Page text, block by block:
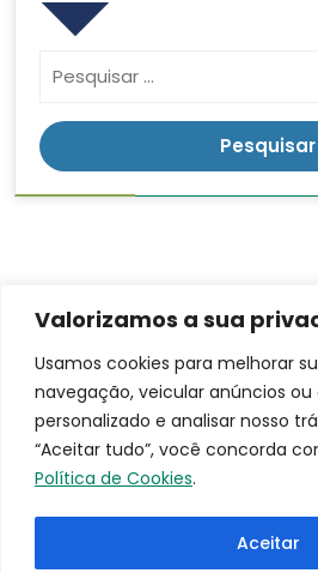
Valorizamos a sua
Usamos cookies para melhorar
navegação, veicular anúncios
personalizado e analisar nosso
“Aceitar tudo”, você concorda
Política de Cookies.
Aceitar
Contato
(16)
3953-
9100
Rua: